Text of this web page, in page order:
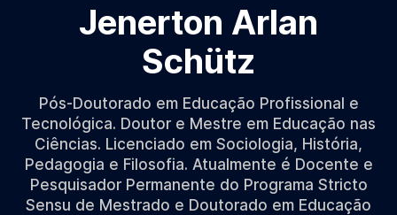
Jenerton Arlan
Schütz
Pós-Doutorado em Educação Profissional e
Tecnológica. Doutor e Mestre em Educação nas
Ciências. Licenciado em Sociologia, História,
Pedagogia e Filosofia. Atualmente é Docente e
Pesquisador Permanente do Programa Stricto
Sensu de Mestrado e Doutorado em Educação